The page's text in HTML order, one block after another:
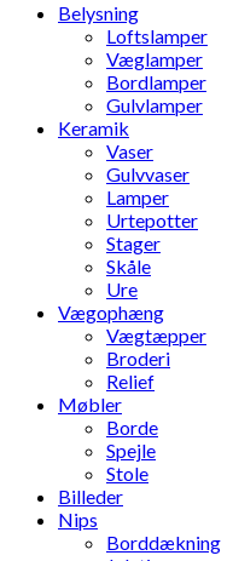
Belysning
Loftslamper
Væglamper
Bordlamper
Gulvlamper
Keramik
Vaser
Gulvvaser
Lamper
Urtepotter
Stager
Skåle
Ure
Vægophæng
Vægtæpper
Broderi
Relief
Møbler
Borde
Spejle
Stole
Billeder
Nips
Borddækning